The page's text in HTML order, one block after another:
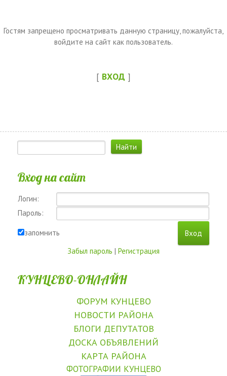
Гостям запрещено просматривать данную страницу, пожалуйста,
войдите на сайт как пользователь.
[ ВХОД ]
Вход на сайт
Логин:
Пароль:
запомнить
Забыл пароль | Регистрация
КУНЦЕВО-ОНЛАЙН
ФОРУМ КУНЦЕВО
НОВОСТИ РАЙОНА
БЛОГИ ДЕПУТАТОВ
ДОСКА ОБЪЯВЛЕНИЙ
КАРТА РАЙОНА
ФОТОГРАФИИ КУНЦЕВО